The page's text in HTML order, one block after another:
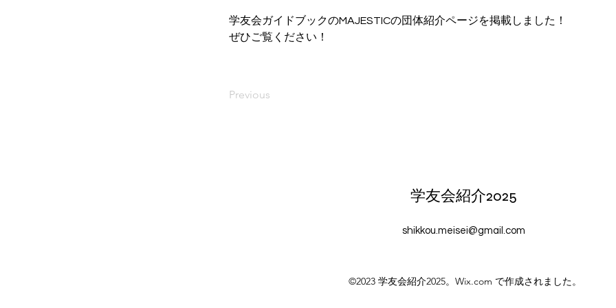
学友会ガイドブックのMAJESTICの団体紹介ページを掲載しました！
ぜひご覧ください！
Previous
学友会紹介2025
shikkou.meisei@gmail.com
©2023 学友会紹介2025。Wix.com で作成されました。